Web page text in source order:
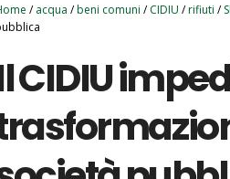
/ acqua /beni comuni / CIDIU /rifiuti /
CIDIU